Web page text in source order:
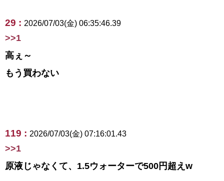
29 : 2026/07/03(金) 06:35:46.39
>>1
高ぇ～
もう買わない
119 : 2026/07/03(金) 07:16:01.43
>>1
原液じゃなくて、1.5ウォーターで500円超えw